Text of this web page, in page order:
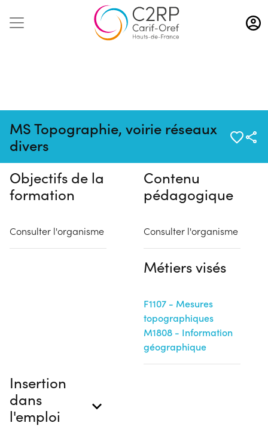
Aller
au
contenu
MS Topographie, voirie réseaux
divers
Pas de session programmée en
ce moment
Objectifs de la
formation
Consulter l'organisme
Contenu
pédagogique
Consulter l'organisme
Métiers visés
F1107 - Mesures
topographiques
M1808 - Information
géographique
Insertion
dans
l'emploi